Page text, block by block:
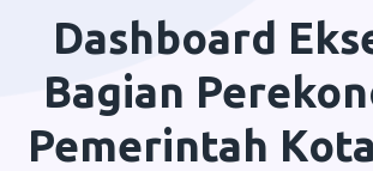
Dashboard
Bagian
Pemerintah